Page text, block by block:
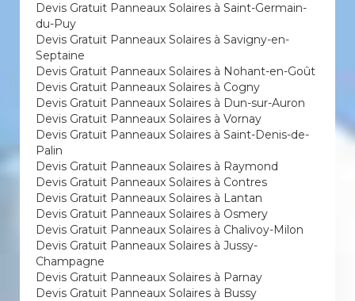
Devis Gratuit Panneaux Solaires à Saint-Germain-
du-Puy
Devis Gratuit Panneaux Solaires à Savigny-en-
Septaine
Devis Gratuit Panneaux Solaires à Nohant-en-Goût
Devis Gratuit Panneaux Solaires à Cogny
Devis Gratuit Panneaux Solaires à Dun-sur-Auron
Devis Gratuit Panneaux Solaires à Vornay
Devis Gratuit Panneaux Solaires à Saint-Denis-de-
Palin
Devis Gratuit Panneaux Solaires à Raymond
Devis Gratuit Panneaux Solaires à Contres
Devis Gratuit Panneaux Solaires à Lantan
Devis Gratuit Panneaux Solaires à Osmery
Devis Gratuit Panneaux Solaires à Chalivoy-Milon
Devis Gratuit Panneaux Solaires à Jussy-
Champagne
Devis Gratuit Panneaux Solaires à Parnay
Devis Gratuit Panneaux Solaires à Bussy